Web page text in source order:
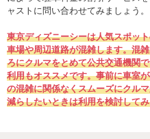
ャストに問い合わせてみましょう。
東京ディズニーシーは人気スポッ
車場や周辺道路が混雑します。混
ろにクルマをとめて公共交通機関
利用もオススメです。事前に車室
の混雑に関係なくスムーズにクル
減らしたいときは利用を検討して